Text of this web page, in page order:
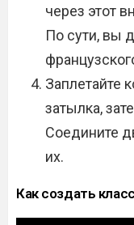
через этот
По сути, вы
Заплетайте
затылка,
Соедините
их.
Как создать